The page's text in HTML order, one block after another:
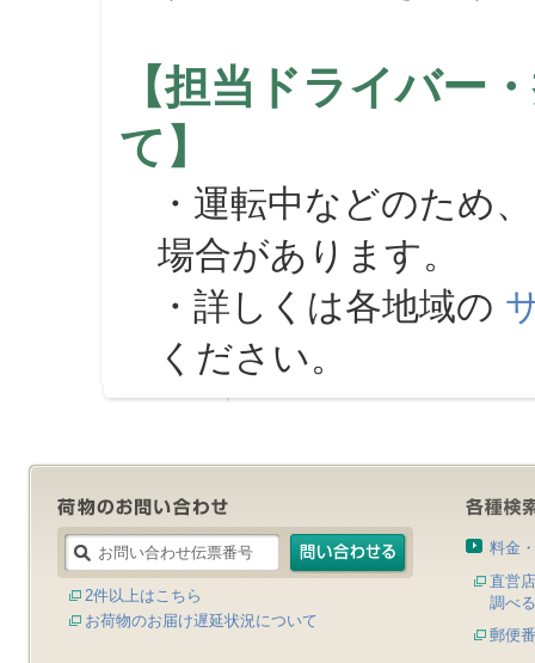
【担当ドライバー
て】
・運転中などのため
場合があります。
・詳しくは各地域の
ください。
2件以上はこちら
お荷物のお届け遅延状況について
料金
直営
調べる
郵便